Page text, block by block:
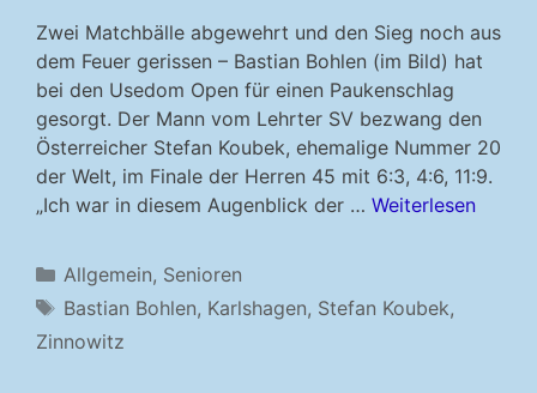
Zwei Matchbälle abgewehrt und den Sieg noch aus
dem Feuer gerissen – Bastian Bohlen (im Bild) hat
bei den Usedom Open für einen Paukenschlag
gesorgt. Der Mann vom Lehrter SV bezwang den
Österreicher Stefan Koubek, ehemalige Nummer 20
der Welt, im Finale der Herren 45 mit 6:3, 4:6, 11:9.
„Ich war in diesem Augenblick der … Weiterlesen
Kategorien
Allgemein, Senioren
Schlagwörter
Bastian Bohlen, Karlshagen, Stefan Koubek,
Zinnowitz